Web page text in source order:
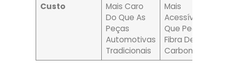
Custo
Mais Caro
Do Que As
Peças
Automotivas
Tradicionais
Mais
Acessível Do
Que Peças De
Fibra De
Carbono